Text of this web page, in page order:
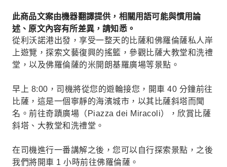
此商品文案由機器翻譯提供，相關用語可能與慣用論
述、原文內容有所差異，請知悉。
從利沃諾港出發，享受一整天的比薩和佛羅倫薩私人岸
上遊覽，探索文藝復興的搖籃，參觀比薩大教堂和洗禮
堂，以及佛羅倫薩的米開朗基羅廣場等景點。
早上 8:00，司機將從您的遊輪接您，開車 40 分鐘前往
比薩，這是一個寧靜的海濱城市，以其比薩斜塔而聞
名。前往奇蹟廣場（Piazza dei Miracoli），欣賞比薩
斜塔、大教堂和洗禮堂。
在司機進行一番講解之後，您可以自行探索景點，之後
我們將開車 1 小時前往佛羅倫薩。